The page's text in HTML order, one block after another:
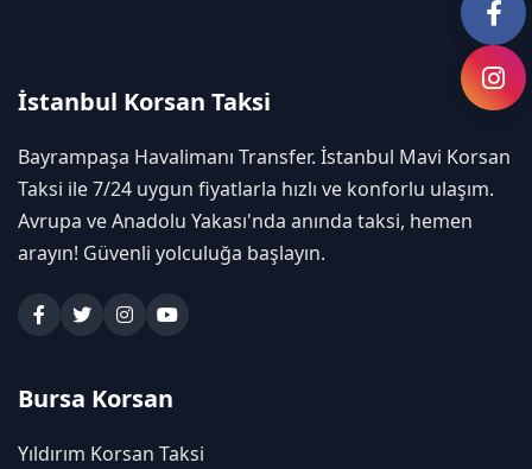
İstanbul Korsan Taksi
Bayrampaşa Havalimanı Transfer. İstanbul Mavi Korsan
Taksi ile 7/24 uygun fiyatlarla hızlı ve konforlu ulaşım.
Avrupa ve Anadolu Yakası'nda anında taksi, hemen
arayın! Güvenli yolculuğa başlayın.
Bursa Korsan
Yıldırım Korsan Taksi